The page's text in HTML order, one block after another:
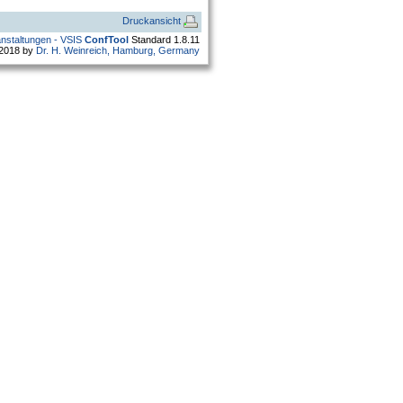
Druckansicht
- VSIS ConfTool Standard 1.8.11
by Dr. H. Weinreich, Hamburg, Germany